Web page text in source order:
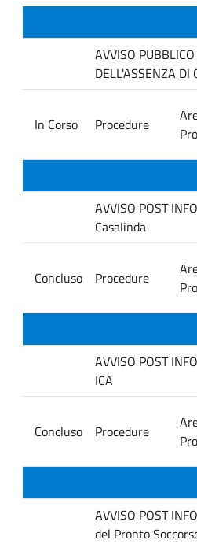
AVVISO
DELL'ASSENZA DI
In Corso Procedure
AVVISO POST
Casalinda
Concluso Procedure
AVVISO POST
ICA
Concluso Procedure
AVVISO POST
del Pronto